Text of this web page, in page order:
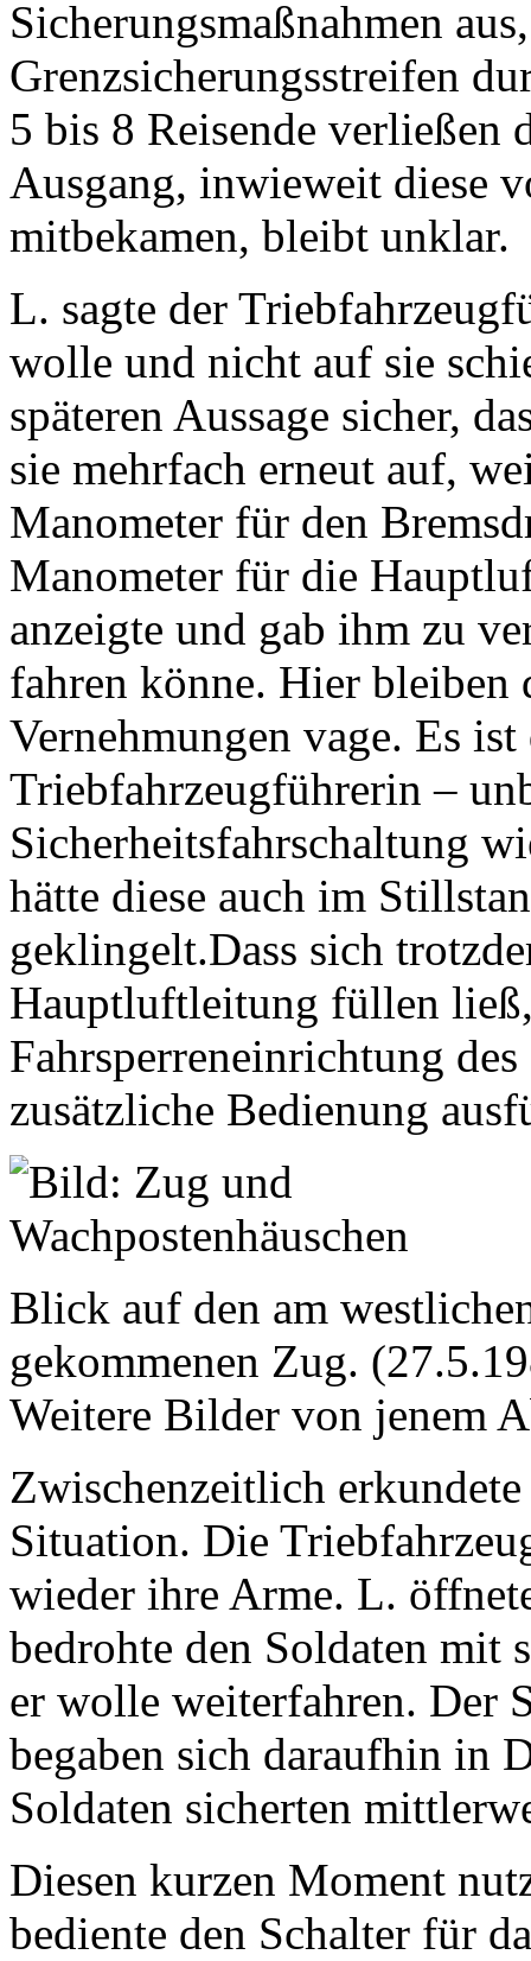
Sicherungsmaßnahmen
Grenzsicherungsstreifen
5 bis 8 Reisende verließen
Ausgang, inwieweit diese
mitbekamen, bleibt unklar.
L. sagte der
wolle und nicht auf sie
späteren Aussage sicher,
sie mehrfach erneut auf,
Manometer für den
Manometer für die
anzeigte und gab ihm zu
fahren könne. Hier bleiben
Vernehmungen vage. Es
Triebfahrzeugführerin –
Sicherheitsfahrschaltung
hätte diese auch im
geklingelt.Dass sich
Hauptluftleitung füllen
Fahrsperreneinrichtung
zusätzliche Bedienung
Blick auf den am
gekommenen Zug.
Weitere Bilder von jenem
Zwischenzeitlich
Situation. Die
wieder ihre Arme. L.
bedrohte den Soldaten mit
er wolle weiterfahren. Der
begaben sich daraufhin in
Soldaten sicherten
Diesen kurzen Moment
bediente den Schalter für